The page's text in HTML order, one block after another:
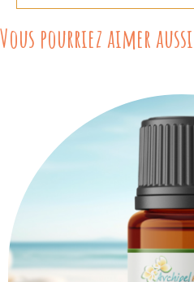
Vous pourriez aimer aussi